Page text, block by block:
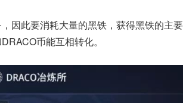
因此要消耗大量的黑铁，获得黑铁的主
币能互相转化。